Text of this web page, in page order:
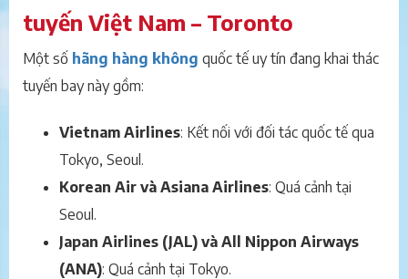
tuyến Việt Nam – Toronto
Một số hãng hàng không quốc tế uy tín đang khai thác
tuyến bay này gồm:
Vietnam Airlines: Kết nối với đối tác quốc tế qua
Tokyo, Seoul.
Korean Air và Asiana Airlines: Quá cảnh tại
Seoul.
Japan Airlines (JAL) và All Nippon Airways
(ANA): Quá cảnh tại Tokyo.